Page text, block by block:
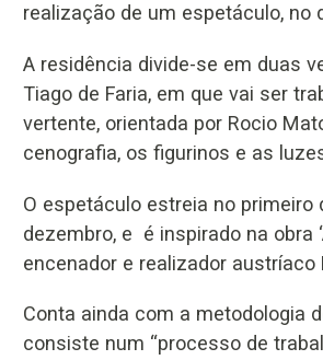
realização de um espetáculo, no
A residência divide-se em duas
Tiago de Faria, em que vai ser
vertente, orientada por Rocio
cenografia, os figurinos e as
O espetáculo estreia no primeiro
dezembro, e é inspirado na obra
encenador e realizador
Conta ainda com a metodologia
consiste num “processo de